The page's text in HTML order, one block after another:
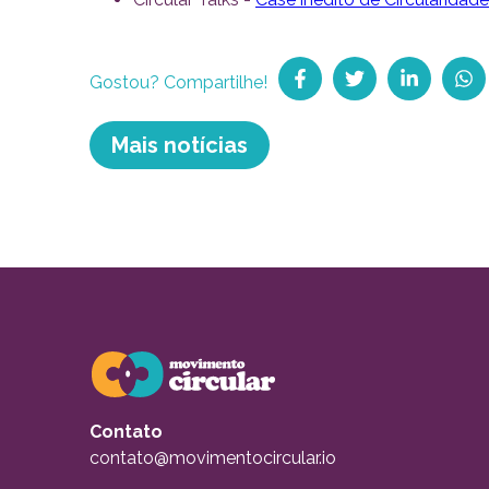
Gostou? Compartilhe! Compartilhar no
Tweetar
Mais notícias
Contato
contato@movimentocircular.io